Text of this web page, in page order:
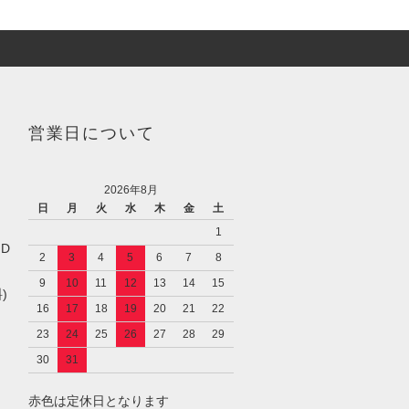
)
営業日について
2026年8月
日
月 火 水 木 金
土
1
2
3 4 5 6 7
8
9
10 11 12 13 14
15
16
17 18 19 20 21
22
23
24 25 26 27 28
29
30
31
赤色は定休日となります